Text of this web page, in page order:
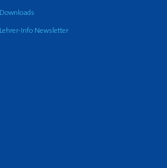
Downloads
Lehrer-Info Newsletter